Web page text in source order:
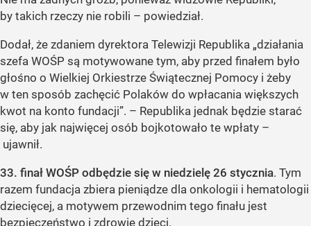
by takich rzeczy nie robili – powiedział.
Dodał, że zdaniem dyrektora Telewizji Republika „działania
szefa WOŚP są motywowane tym, aby przed finałem było
głośno o Wielkiej Orkiestrze Świątecznej Pomocy i żeby
w ten sposób zachęcić Polaków do wpłacania większych
kwot na konto fundacji”. – Republika jednak będzie starać
się, aby jak najwięcej osób bojkotowało te wpłaty –
ujawnił.
33. finał WOŚP odbędzie się w niedzielę 26 stycznia. Tym
razem fundacja zbiera pieniądze dla onkologii i hematologii
dziecięcej, a motywem przewodnim tego finału jest
bezpieczeństwo i zdrowie dzieci.